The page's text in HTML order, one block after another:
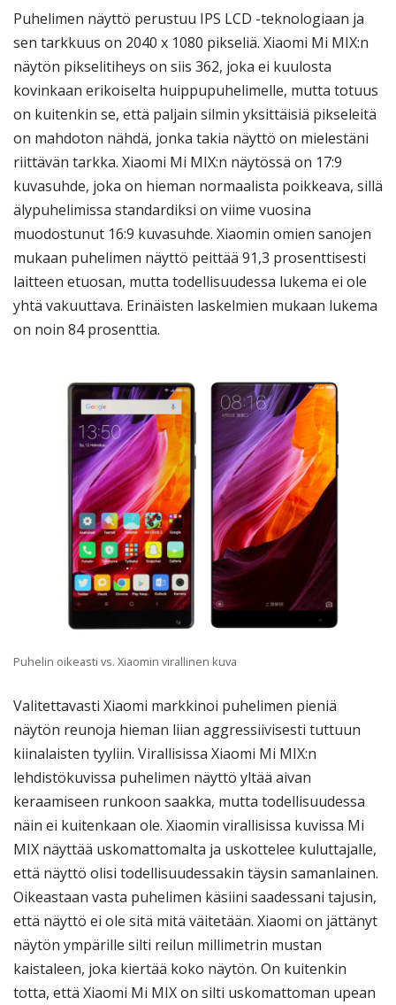
Puhelimen näyttö perustuu IPS LCD -teknologiaan ja
sen tarkkuus on 2040 x 1080 pikseliä. Xiaomi Mi MIX:n
näytön pikselitiheys on siis 362, joka ei kuulosta
kovinkaan erikoiselta huippupuhelimelle, mutta totuus
on kuitenkin se, että paljain silmin yksittäisiä pikseleitä
on mahdoton nähdä, jonka takia näyttö on mielestäni
riittävän tarkka. Xiaomi Mi MIX:n näytössä on 17:9
kuvasuhde, joka on hieman normaalista poikkeava, sillä
älypuhelimissa standardiksi on viime vuosina
muodostunut 16:9 kuvasuhde. Xiaomin omien sanojen
mukaan puhelimen näyttö peittää 91,3 prosenttisesti
laitteen etuosan, mutta todellisuudessa lukema ei ole
yhtä vakuuttava. Erinäisten laskelmien mukaan lukema
on noin 84 prosenttia.
Puhelin oikeasti vs. Xiaomin virallinen kuva
Valitettavasti Xiaomi markkinoi puhelimen pieniä
näytön reunoja hieman liian aggressiivisesti tuttuun
kiinalaisten tyyliin. Virallisissa Xiaomi Mi MIX:n
lehdistökuvissa puhelimen näyttö yltää aivan
keraamiseen runkoon saakka, mutta todellisuudessa
näin ei kuitenkaan ole. Xiaomin virallisissa kuvissa Mi
MIX näyttää uskomattomalta ja uskottelee kuluttajalle,
että näyttö olisi todellisuudessakin täysin samanlainen.
Oikeastaan vasta puhelimen käsiini saadessani tajusin,
että näyttö ei ole sitä mitä väitetään. Xiaomi on jättänyt
näytön ympärille silti reilun millimetrin mustan
kaistaleen, joka kiertää koko näytön. On kuitenkin
totta, että Xiaomi Mi MIX on silti uskomattoman upean